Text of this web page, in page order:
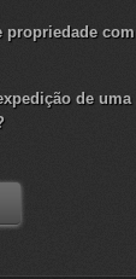
propriedade com
de uma